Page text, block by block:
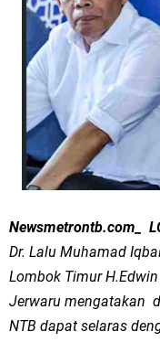
Newsmetrontb.com_
Dr. Lalu Muhamad
Lombok Timur
Jerwaru mengatakan
NTB dapat selaras